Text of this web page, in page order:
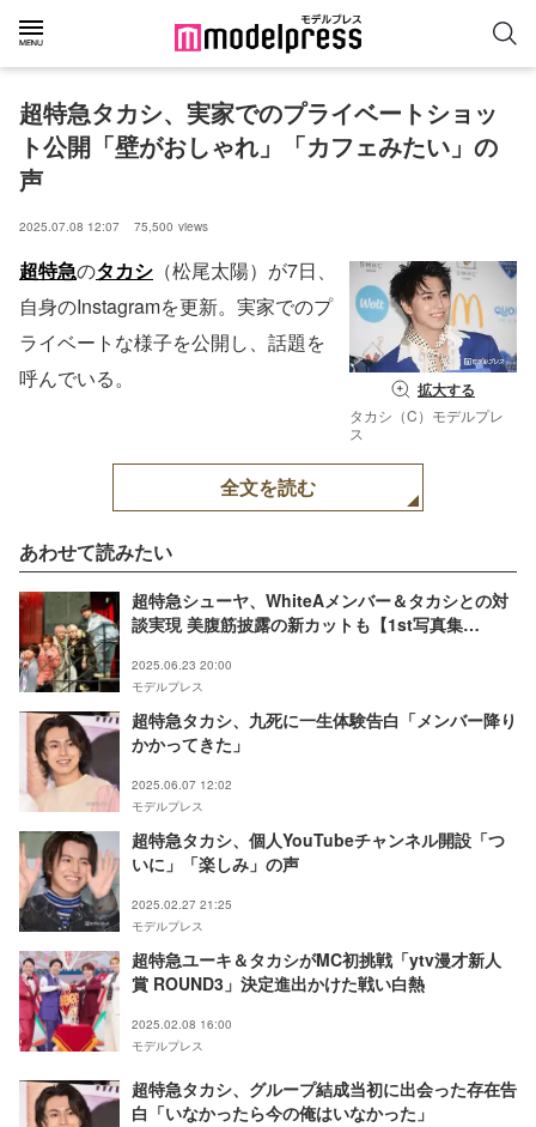
超特急タカシ、実家でのプライベートショッ
ト公開「壁がおしゃれ」「カフェみたい」の
声
2025.07.08 12:07 75,500 views
拡大する
タカシ（C）モデルプレ
ス
超特急のタカシ （松尾太陽）が7日、
自身のInstagramを更新。実家でのプ
ライベートな様子を公開し、話題を
呼んでいる。
全文を読む
あわせて読みたい
超特急シューヤ、WhiteAメンバー＆タカシとの対
談実現 美腹筋披露の新カットも【1st写真集
2025.06.23 20:00
モデルプレス
超特急タカシ、九死に一生体験告白「メンバー降り
かかってきた」
2025.06.07 12:02
モデルプレス
超特急タカシ、個人YouTubeチャンネル開設「つ
いに」「楽しみ」の声
2025.02.27 21:25
モデルプレス
超特急ユーキ＆タカシがMC初挑戦「ytv漫才新人
賞 ROUND3」決定進出かけた戦い白熱
2025.02.08 16:00
モデルプレス
超特急タカシ、グループ結成当初に出会った存在告
白「いなかったら今の俺はいなかった」